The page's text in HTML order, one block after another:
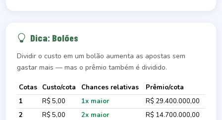
Dica: Bolões
Dividir o custo em um bolão aumenta as apostas sem
gastar mais — mas o prêmio também é dividido.
Cotas Custo/cota Chances relativas
Prêmio/cota
1
R$ 5,00 1x maior
R$ 29.400.000,00
2
R$ 5,00 2x maior
R$ 14.700.000,00